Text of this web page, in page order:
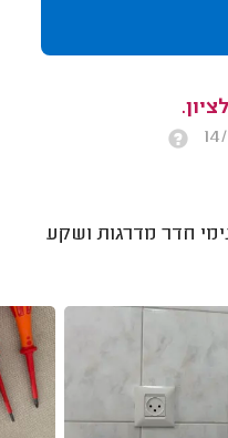
חדר מדרגות ושקע